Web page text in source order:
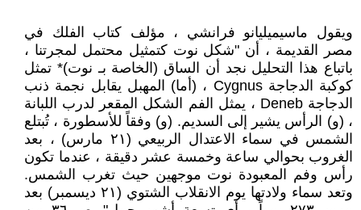
ويقول ماسيميليانو فرانشي ، مؤلف كتاب الفلك في
مصر القديمة ، أن "شكل نوت كتمثيل محتمل لمجرتنا ،
باتباع هذا التحليل نجد أن الساق (الخاصة بـ نوت)* تمثل
كوكبة الدجاجة Cygnus ، (أما) المهبل يقابل نجمة ذنب
الدجاجة Deneb ، يمثل الفم الشكل المقعر لدرب اللبانة
، (و) الرأس يشير إلى السديم. (و) وفقاً للأسطورة ، تُبتلع
الشمس في سماء الاعتدال الربيعي (٢١ مارس) ، بعد
الغروب بحوالي ساعة وخمسة عشر دقيقة ، عندما تكون
رأس وفم المعبودة نوت موجهين حيث تغرب الشمس.
وتعد سماء ولادتها يوم الانقلاب الشتوي (٢١ ديسمبر) بعد